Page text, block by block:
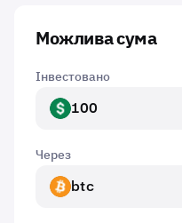
Можлива сума
Інвестовано
USD 100
Через
BTC btc